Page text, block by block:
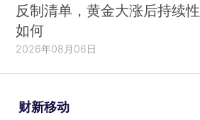
反制清单，黄金大涨后持续性
如何
2026年08月06日
财新移动